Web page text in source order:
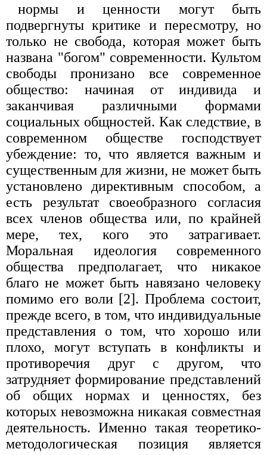
нормы и ценности могут быть
подвергнуты критике и пересмотру, но
только не свобода, которая может быть
названа "богом" современности. Культом
свободы пронизано все современное
общество: начиная от индивида и
заканчивая различными формами
социальных общностей. Как следствие, в
современном обществе господствует
убеждение: то, что является важным и
существенным для жизни, не может быть
установлено директивным способом, а
есть результат своеобразного согласия
всех членов общества или, по крайней
мере, тех, кого это затрагивает.
Моральная идеология современного
общества предполагает, что никакое
благо не может быть навязано человеку
помимо его воли [2]. Проблема состоит,
прежде всего, в том, что индивидуальные
представления о том, что хорошо или
плохо, могут вступать в конфликты и
противоречия друг с другом, что
затрудняет формирование представлений
об общих нормах и ценностях, без
которых невозможна никакая совместная
деятельность. Именно такая теоретико-
методологическая позиция является